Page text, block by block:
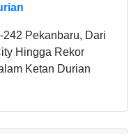
242 Pekanbaru, Dari
Hingga Rekor
Ketan Durian